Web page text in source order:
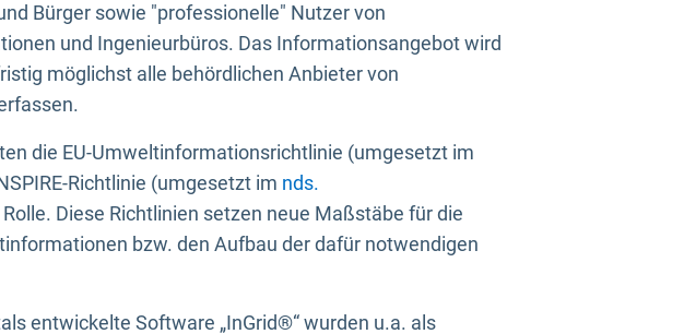
Bürger sowie "professionelle" Nutzer von
und Ingenieurbüros. Das Informationsangebot wird
möglichst alle behördlichen Anbieter von
die EU-Umweltinformationsrichtlinie (umgesetzt im
Richtlinie (umgesetzt im nds.
Diese Richtlinien setzen neue Maßstäbe für die
bzw. den Aufbau der dafür notwendigen
entwickelte Software „InGrid®“ wurden u.a. als